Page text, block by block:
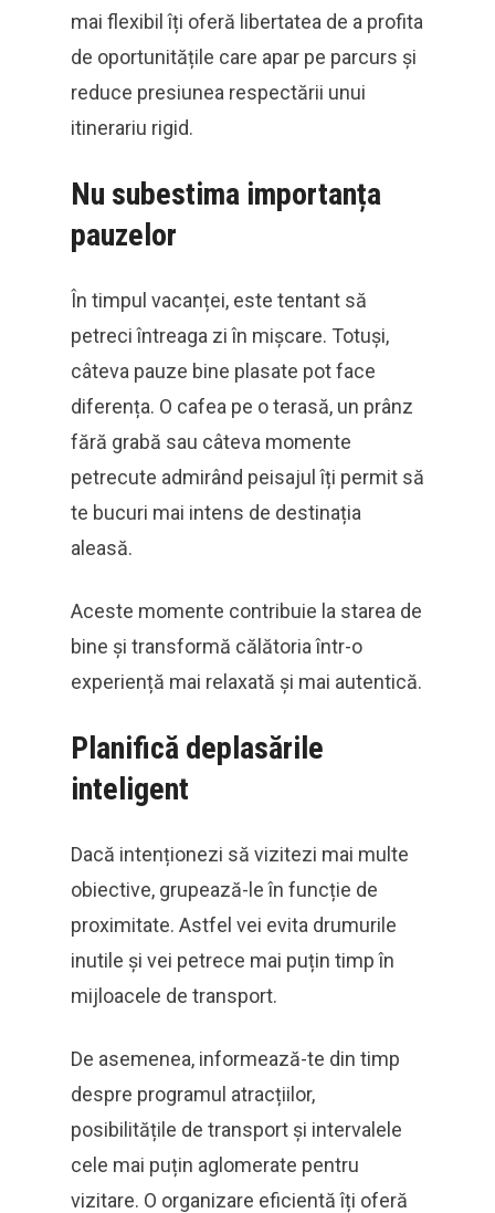
mai flexibil îți oferă libertatea de a profita
de oportunitățile care apar pe parcurs și
reduce presiunea respectării unui
itinerariu rigid.
Nu subestima importanța
pauzelor
În timpul vacanței, este tentant să
petreci întreaga zi în mișcare. Totuși,
câteva pauze bine plasate pot face
diferența. O cafea pe o terasă, un prânz
fără grabă sau câteva momente
petrecute admirând peisajul îți permit să
te bucuri mai intens de destinația
aleasă.
Aceste momente contribuie la starea de
bine și transformă călătoria într-o
experiență mai relaxată și mai autentică.
Planifică deplasările
inteligent
Dacă intenționezi să vizitezi mai multe
obiective, grupează-le în funcție de
proximitate. Astfel vei evita drumurile
inutile și vei petrece mai puțin timp în
mijloacele de transport.
De asemenea, informează-te din timp
despre programul atracțiilor,
posibilitățile de transport și intervalele
cele mai puțin aglomerate pentru
vizitare. O organizare eficientă îți oferă